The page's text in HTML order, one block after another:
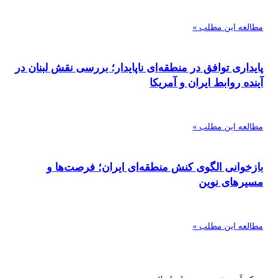
مطالعه این مطلب »
پایداری توافق در منطقه‌ای ناپایدار؛ بررسی نقش لبنان در
آینده روابط ایران و آمریکا
مطالعه این مطلب »
بازخوانی الگوی کنش منطقه‌ای ایران؛ فرصت‌ها و
مسیرهای نوین
مطالعه این مطلب »